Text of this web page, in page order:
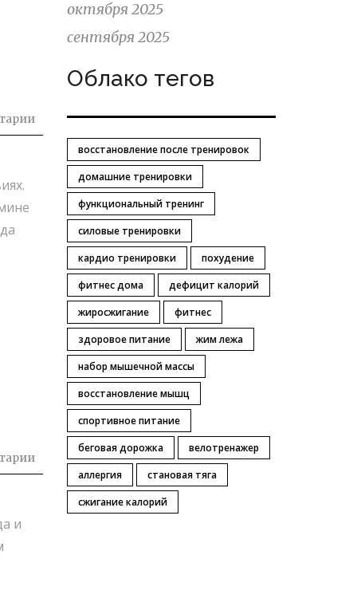
и
октября 2025
сентября 2025
Облако тегов
восстановление после тренировок
домашние тренировки
функциональный тренинг
силовые тренировки
кардио тренировки
похудение
фитнес дома
дефицит калорий
жиросжигание
фитнес
здоровое питание
жим лежа
набор мышечной массы
восстановление мышц
спортивное питание
беговая дорожка
велотренажер
аллергия
становая тяга
сжигание калорий